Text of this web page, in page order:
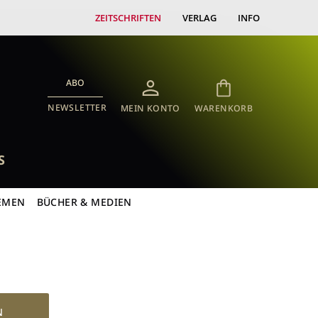
ZEITSCHRIFTEN VERLAG INFO
ABO
NEWSLETTER MEIN KONTO WARENKORB
BÜCHER & MEDIEN